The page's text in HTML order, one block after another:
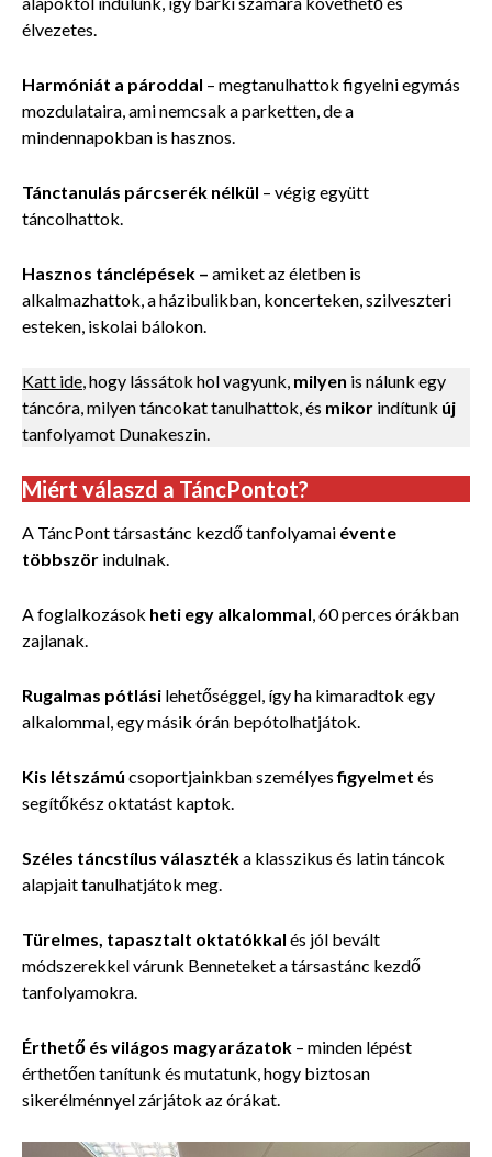
élvezetes.
Harmóniát a pároddal – megtanulhattok figyelni egymás
mozdulataira, ami nemcsak a parketten, de a
mindennapokban is hasznos.
Tánctanulás párcserék nélkül – végig együtt
táncolhattok.
Hasznos tánclépések – amiket az életben is
alkalmazhattok, a házibulikban, koncerteken, szilveszteri
esteken, iskolai bálokon.
Katt ide, hogy lássátok hol vagyunk, milyen is nálunk egy
táncóra, milyen táncokat tanulhattok, és mikor indítunk új
tanfolyamot Dunakeszin.
Miért válaszd a TáncPontot?
A TáncPont társastánc kezdő tanfolyamai évente
többször indulnak.
A foglalkozások heti egy alkalommal, 60 perces órákban
zajlanak.
Rugalmas pótlási lehetőséggel, így ha kimaradtok egy
alkalommal, egy másik órán bepótolhatjátok.
Kis létszámú csoportjainkban személyesfigyelmet és
segítőkész oktatást kaptok.
Széles táncstílus választéka klasszikus és latin táncok
alapjait tanulhatjátok meg.
Türelmes, tapasztalt oktatókkal és jól bevált
módszerekkel várunk Benneteket a társastánc kezdő
tanfolyamokra.
Érthető és világos magyarázatok – minden lépést
érthetően tanítunk és mutatunk, hogy biztosan
sikerélménnyel zárjátok az órákat.